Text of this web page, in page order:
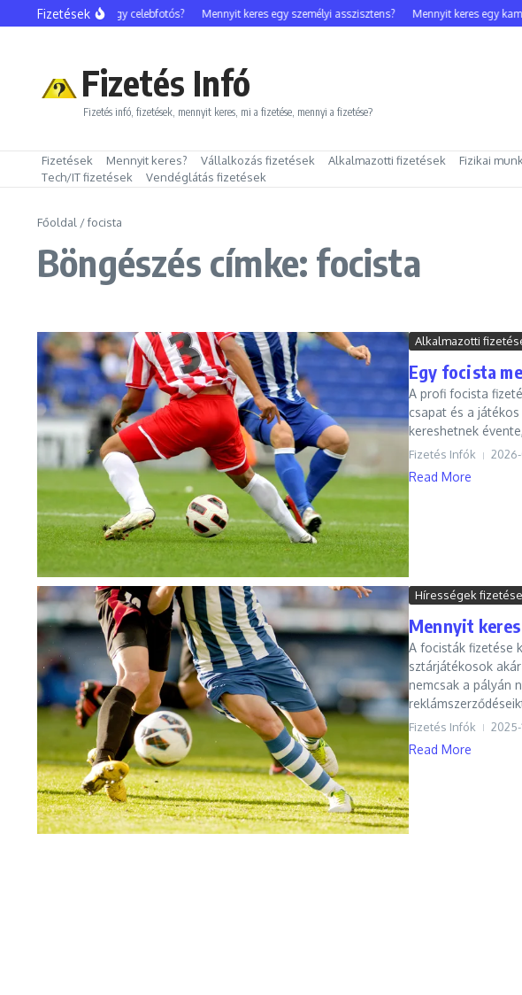
Ugrás a tartalomhoz
Fizetések
Mennyit keres egy celebfotós? Mennyit keres egy személyi asszisztens? Mennyit keres egy
Fizetés Infó
Fizetés infó, fizetések, mennyit keres, mi a fizetése, mennyi a fizetése?
Fizetések Mennyit keres? Vállalkozás fizetések Alkalmazotti fizetések Fizikai
Tech/IT fizetések
Vendéglátás fizetések
Főoldal /focista
Böngészés címke: focista
Alkalmazotti
Egy focista
A profi focista
csapat és a
kereshetnek
Fizetés Infók
Read More
Hírességek
Mennyit
A focisták fizetése
sztárjátékosok
nemcsak a pályán
Fizetés Infók 2025-
Read More